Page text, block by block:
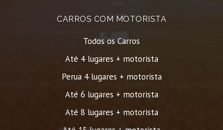
CARROS COM MOTORISTA
Todos os Carros
Até 4 lugares + motorista
Perua 4 lugares + motorista
Até 6 lugares + motorista
Até 8 lugares + motorista